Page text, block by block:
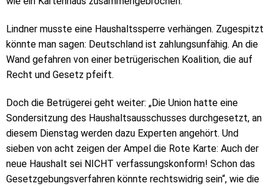
Lindner musste eine Haushaltssperre verhängen. Zugespitzt
könnte man sagen: Deutschland ist zahlungsunfähig. An die
Wand gefahren von einer betrügerischen Koalition, die auf
Recht und Gesetz pfeift.
Doch die Betrügerei geht weiter: „Die Union hatte eine
Sondersitzung des Haushaltsausschusses durchgesetzt, an
diesem Dienstag werden dazu Experten angehört. Und
sieben von acht zeigen der Ampel die Rote Karte: Auch der
neue Haushalt sei NICHT verfassungskonform! Schon das
Gesetzgebungsverfahren könnte rechtswidrig sein“, wie die